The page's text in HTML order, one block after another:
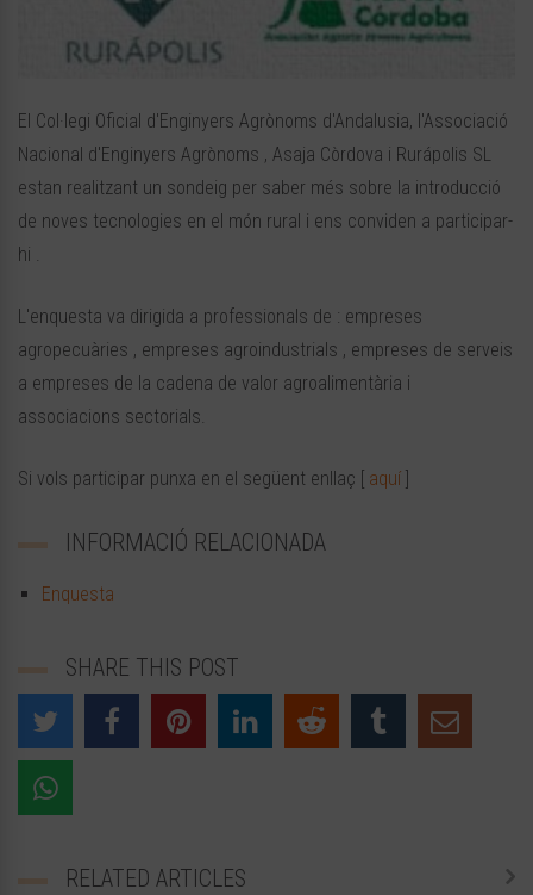
El Col·legi Oficial d'Enginyers Agrònoms d'Andalusia, l'Associació
Nacional d'Enginyers Agrònoms , Asaja Còrdova i Rurápolis SL
estan realitzant un sondeig per saber més sobre la introducció
de noves tecnologies en el món rural i ens conviden a participar-
hi .
L'enquesta va dirigida a professionals de : empreses
agropecuàries , empreses agroindustrials , empreses de serveis
a empreses de la cadena de valor agroalimentària i
associacions sectorials.
Si vols participar punxa en el següent enllaç [ aquí
INFORMACIÓ RELACIONADA
Enquesta
SHARE THIS POST
RELATED ARTICLES